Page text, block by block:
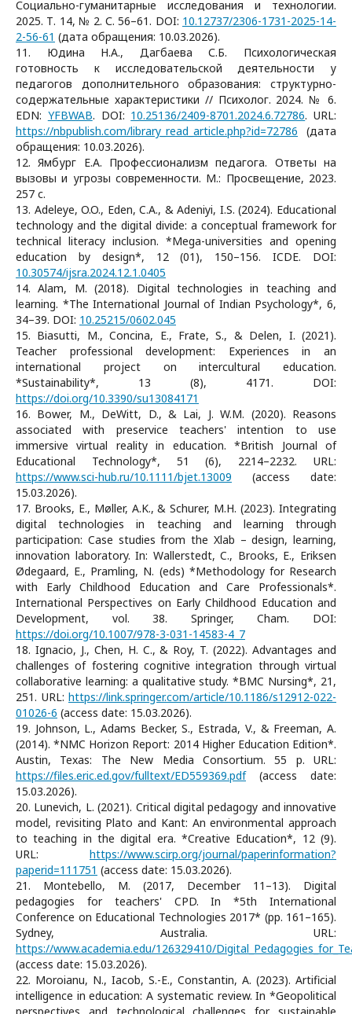
Социально-гуманитарные исследования и технологии.
2025. Т. 14, № 2. С. 56–61. DOI: 10.12737/2306-1731-2025-14-
2-56-61 (дата обращения: 10.03.2026).
11. Юдина Н.А., Дагбаева С.Б. Психологическая
готовность к исследовательской деятельности у
педагогов дополнительного образования: структурно-
содержательные характеристики // Психолог. 2024. № 6.
EDN: YFBWAB. DOI: 10.25136/2409-8701.2024.6.72786. URL:
https://nbpublish.com/library_read_article.php?id=72786 (дата
обращения: 10.03.2026).
12. Ямбург Е.А. Профессионализм педагога. Ответы на
вызовы и угрозы современности. М.: Просвещение, 2023.
257 с.
13. Adeleye, O.O., Eden, C.A., & Adeniyi, I.S. (2024). Educational
technology and the digital divide: a conceptual framework for
technical literacy inclusion. *Mega-universities and opening
education by design*, 12 (01), 150–156. ICDE. DOI:
10.30574/ijsra.2024.12.1.0405
14. Alam, M. (2018). Digital technologies in teaching and
learning. *The International Journal of Indian Psychology*, 6,
34–39. DOI: 10.25215/0602.045
15. Biasutti, M., Concina, E., Frate, S., & Delen, I. (2021).
Teacher professional development: Experiences in an
international project on intercultural education.
*Sustainability*, 13 (8), 4171. DOI:
https://doi.org/10.3390/su13084171
16. Bower, M., DeWitt, D., & Lai, J. W.M. (2020). Reasons
associated with preservice teachers' intention to use
immersive virtual reality in education. *British Journal of
Educational Technology*, 51 (6), 2214–2232. URL:
https://www.sci-hub.ru/10.1111/bjet.13009 (access date:
15.03.2026).
17. Brooks, E., Møller, A.K., & Schurer, M.H. (2023). Integrating
digital technologies in teaching and learning through
participation: Case studies from the Xlab – design, learning,
innovation laboratory. In: Wallerstedt, C., Brooks, E., Eriksen
Ødegaard, E., Pramling, N. (eds) *Methodology for Research
with Early Childhood Education and Care Professionals*.
International Perspectives on Early Childhood Education and
Development, vol. 38. Springer, Cham. DOI:
https://doi.org/10.1007/978-3-031-14583-4_7
18. Ignacio, J., Chen, H. C., & Roy, T. (2022). Advantages and
challenges of fostering cognitive integration through virtual
collaborative learning: a qualitative study. *BMC Nursing*, 21,
251. URL: https://link.springer.com/article/10.1186/s12912-022-
01026-6 (access date: 15.03.2026).
19. Johnson, L., Adams Becker, S., Estrada, V., & Freeman, A.
(2014). *NMC Horizon Report: 2014 Higher Education Edition*.
Austin, Texas: The New Media Consortium. 55 p. URL:
https://files.eric.ed.gov/fulltext/ED559369.pdf(access date:
15.03.2026).
20. Lunevich, L. (2021). Critical digital pedagogy and innovative
model, revisiting Plato and Kant: An environmental approach
to teaching in the digital era. *Creative Education*, 12 (9).
URL: https://www.scirp.org/journal/paperinformation?
paperid=111751 (access date: 15.03.2026).
21. Montebello, M. (2017, December 11–13). Digital
pedagogies for teachers' CPD. In *5th International
Conference on Educational Technologies 2017* (pp. 161–165).
Sydney, Australia. URL:
https://www.academia.edu/126329410/
(access date: 15.03.2026).
22. Moroianu, N., Iacob, S.-E., Constantin, A. (2023). Artificial
intelligence in education: A systematic review. In *Geopolitical